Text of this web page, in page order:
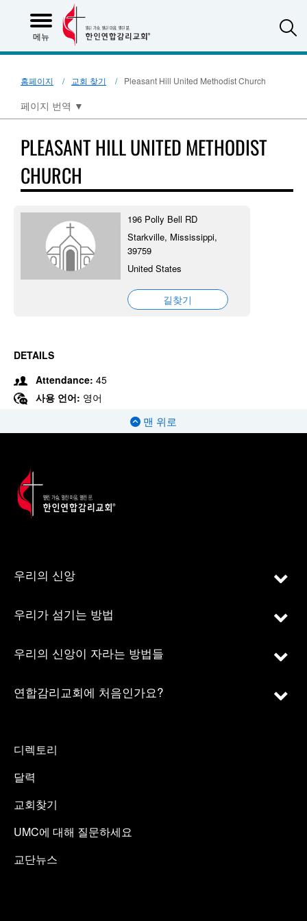
메뉴
홈페이지 교회 찾기 Pleasant Hill United Methodist Church
페이지 번역 ▼
PLEASANT HILL UNITED METHODIST
CHURCH
196 Polly Bell RD
Starkville, Mississippi,
39759
United States
길찾기
DETAILS
Attendance: 45
사용 언어: 영어
맨 위로
우리의 신앙
우리가 섬기는 방법
우리의 신앙이 자라는 방법들
연합감리교회에 처음인가요?
디렉토리
달력
교회찾기
UMC에 대해 질문하세요
교단뉴스